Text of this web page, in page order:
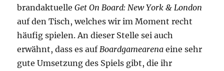
brandaktuelleGet On Board: New York & London
auf den Tisch, welches wir im Moment recht
häufig spielen. An dieser Stelle sei auch
erwähnt, dass es auf Boardgamearena eine sehr
gute Umsetzung des Spiels gibt, die ihr